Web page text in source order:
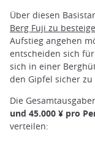
Über diesen
Berg Fuji zu
Aufstieg angehen
entscheiden sich
sich in einer
den Gipfel sicher
Die
und 45.000 ¥ pro
verteilen: